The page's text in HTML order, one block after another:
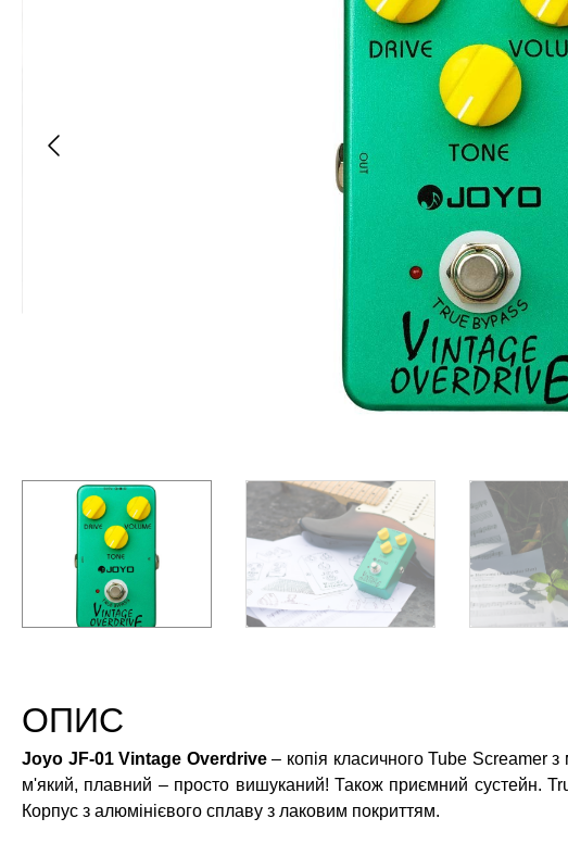
ОПИС
Joyo JF-01 Vintage Overdrive– копія класичного Tube Screamer
м'який, плавний – просто вишуканий! Також приємний сустейн.
Корпус з алюмінієвого сплаву з лаковим покриттям.